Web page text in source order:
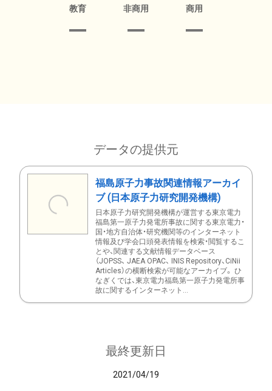
教育 非商用 商用
データの提供元
福島原子力事故関連情報アーカイ
ブ (日本原子力研究開発機構)
日本原子力研究開発機構が運営する東京電力
福島第一原子力発電所事故に関する東京電力・
国・地方自治体・研究機関等のインターネット
情報及び学会口頭発表情報を検索・閲覧するこ
とや、関連する文献情報データベース
（JOPSS、 JAEA OPAC、 INIS Repository、CiNii
Articles）の横断検索が可能なアーカイブ。 ひ
なぎくでは、東京電力福島第一原子力発電所事
故に関するインターネット...
最終更新日
2021/04/19